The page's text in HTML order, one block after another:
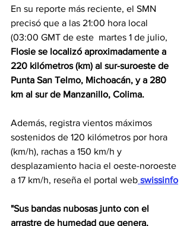
En su reporte más reciente, el SMN
precisó que a las 21:00 hora local
(03:00 GMT de este  martes 1 de julio,
Flosie se localizó aproximadamente a
220 kilómetros (km) al sur-suroeste de
Punta San Telmo, Michoacán, y a 280
km al sur de Manzanillo, Colima.
Además, registra vientos máximos
sostenidos de 120 kilómetros por hora
(km/h), rachas a 150 km/h y
desplazamiento hacia el oeste-noroeste
a 17 km/h, reseña el portal web swissinfo
"Sus bandas nubosas junto con el
arrastre de humedad que genera,